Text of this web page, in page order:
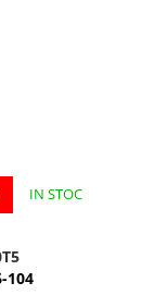
IN STOC
104